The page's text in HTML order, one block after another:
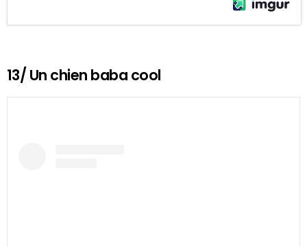
13/ Un chien baba cool